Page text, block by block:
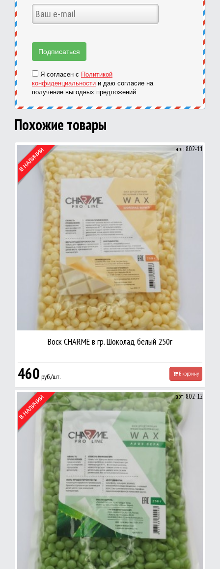
Я согласен с Политикой
конфиденциальности и даю согласие на
получение выгодных предложений.
Похожие товары
арт: 8.02-11
Воск CHARME в гр. Шоколад белый 250г
460 руб./шт. В корзину
арт: 8.02-12